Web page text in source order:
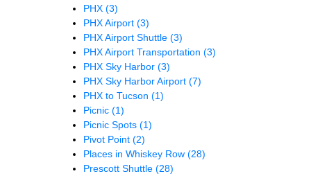
PHX (3)
PHX Airport (3)
PHX Airport Shuttle (3)
PHX Airport Transportation (3)
PHX Sky Harbor (3)
PHX Sky Harbor Airport (7)
PHX to Tucson (1)
Picnic (1)
Picnic Spots (1)
Pivot Point (2)
Places in Whiskey Row (28)
Prescott Shuttle (28)